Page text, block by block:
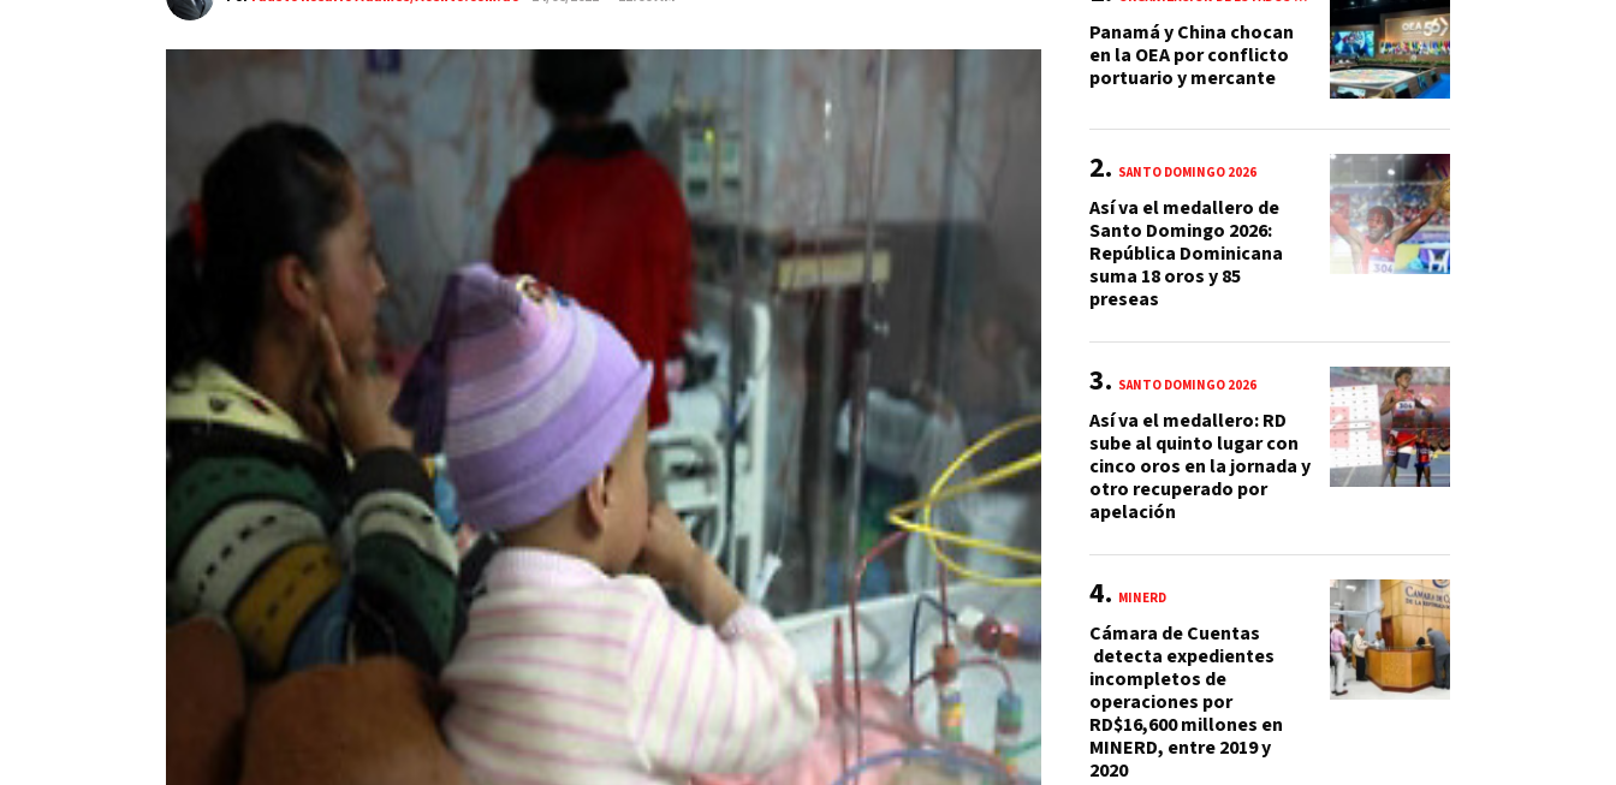
Panamá y China chocan
en la OEA por conflicto
portuario y mercante
SANTO DOMINGO 2026
Así va el medallero de
Santo Domingo 2026:
República Dominicana
suma 18 oros y 85
preseas
SANTO DOMINGO 2026
Así va el medallero: RD
sube al quinto lugar con
cinco oros en la jornada y
otro recuperado por
apelación
MINERD
Cámara de Cuentas
detecta expedientes
incompletos de
operaciones por
RD$16,600 millones en
MINERD, entre 2019 y
2020